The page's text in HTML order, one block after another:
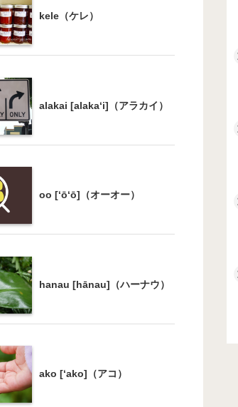
kele（ケレ）
alakai [alaka‘i]（アラカイ）
oo [‘ō‘ō]（オーオー）
hanau [hānau]（ハーナウ）
ako [‘ako]（アコ）